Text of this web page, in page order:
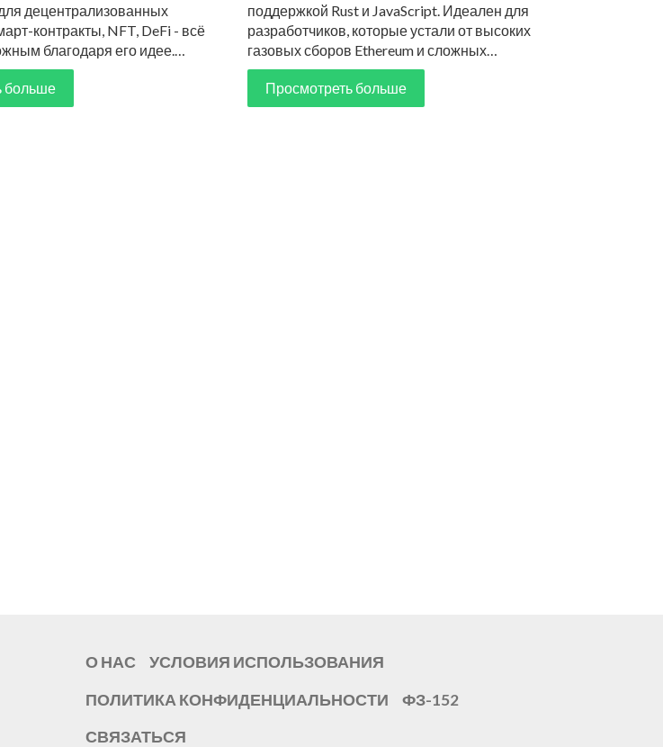
децентрализованных
контракты, NFT, DeFi - всё
благодаря его идее.
изменила мир.
больше
поддержкой Rust и JavaScript. Идеален для
разработчиков, которые устали от высоких
газовых сборов Ethereum и сложных
инструментов. Узнайте, почему он становится
выбором номер один для новых проектов.
Просмотреть больше
О НАС
УСЛОВИЯ ИСПОЛЬЗОВАНИЯ
ПОЛИТИКА КОНФИДЕНЦИАЛЬНОСТИ
ФЗ-152
СВЯЗАТЬСЯ